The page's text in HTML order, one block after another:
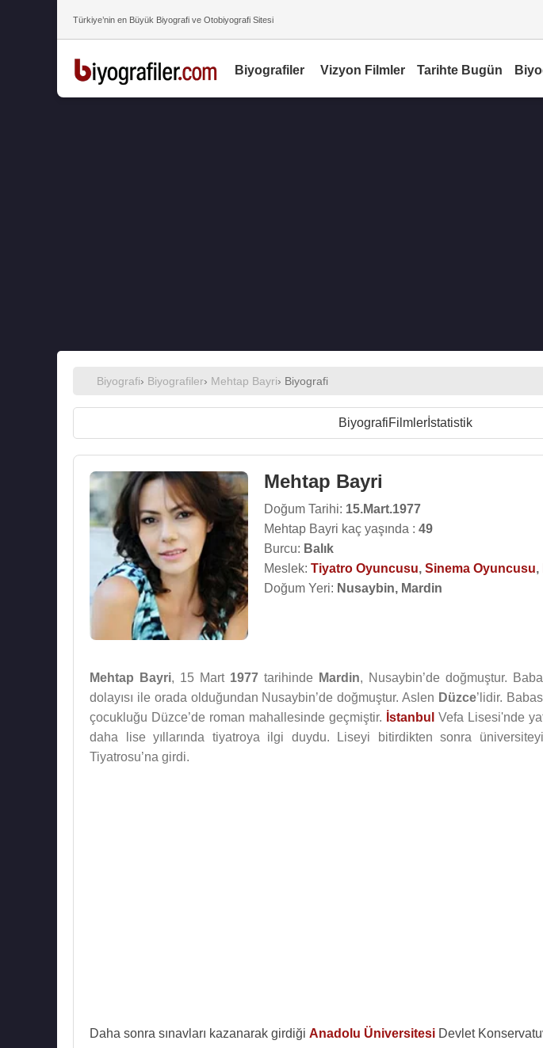
Türkiye’nin en Büyük Biyografi ve Otobiyografi Sitesi
Biyografiler Vizyon Filmler Tarihte Bugün
Biyografi› Biyografiler› Mehtap Bayri› Biyografi
BiyografiFilmler İstatistik
Mehtap Bayri
Doğum Tarihi: 15.Mart.1977
Mehtap Bayri kaç yaşında : 49
Burcu: Balık
Meslek: Tiyatro Oyuncusu, Sinema Oyuncusu,
Doğum Yeri: Nusaybin, Mardin
Mehtap Bayri, 15 Mart 1977 tarihinde Mardin, Nusaybin’de doğmuştur.
dolayısı ile orada olduğundan Nusaybin’de doğmuştur. Aslen Düzce’lidir.
çocukluğu Düzce’de roman mahallesinde geçmiştir. İstanbul Vefa Lisesi'nde
daha lise yıllarında tiyatroya ilgi duydu. Liseyi bitirdikten sonra
Tiyatrosu’na girdi.
Daha sonra sınavları kazanarak girdiği Anadolu Üniversitesi Devlet